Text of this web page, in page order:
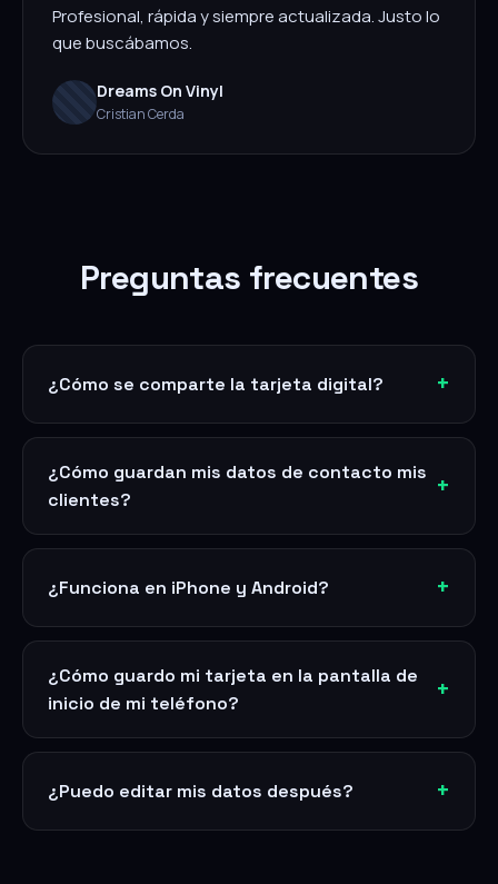
Profesional, rápida y siempre actualizada. Justo lo
que buscábamos.
Dreams On Vinyl
Cristian Cerda
Preguntas frecuentes
¿Cómo se comparte la tarjeta digital?
¿Cómo guardan mis datos de contacto mis
clientes?
¿Funciona en iPhone y Android?
¿Cómo guardo mi tarjeta en la pantalla de
inicio de mi teléfono?
¿Puedo editar mis datos después?